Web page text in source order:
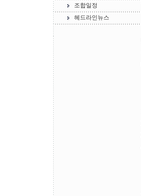
조합일정
헤드라인뉴스